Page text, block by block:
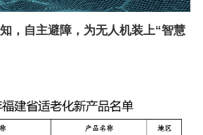
，自主避障，为无人机装上“智慧